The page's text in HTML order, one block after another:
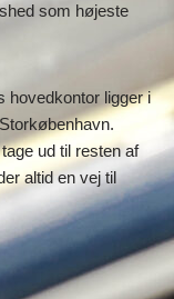
som højeste
hovedkontor ligger i
ud til resten af
altid en vej til